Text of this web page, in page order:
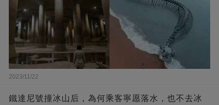
2023/11/22
鐵達尼號撞冰山后，為何乘客寧愿落水，也不去冰